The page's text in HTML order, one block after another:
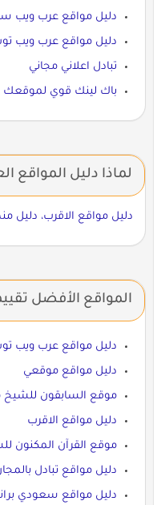
دليل مواقع عرب ويب
دليل مواقع عرب ويب
تبادل اعلاني مجاني
باك لينك قوي لموقعك
لماذا دليل المواقع
دليل مواقع الاقرب، دليل
المواقع الأفضل
دليل مواقع عرب ويب
دليل مواقع موقعي
موقع السابقون للشيخ
دليل مواقع الاقرب
موقع القرآن المكنون
دليل مواقع تبادل
دليل مواقع سعودي